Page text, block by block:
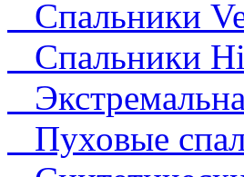
Спальники
Спальники
Пуховые